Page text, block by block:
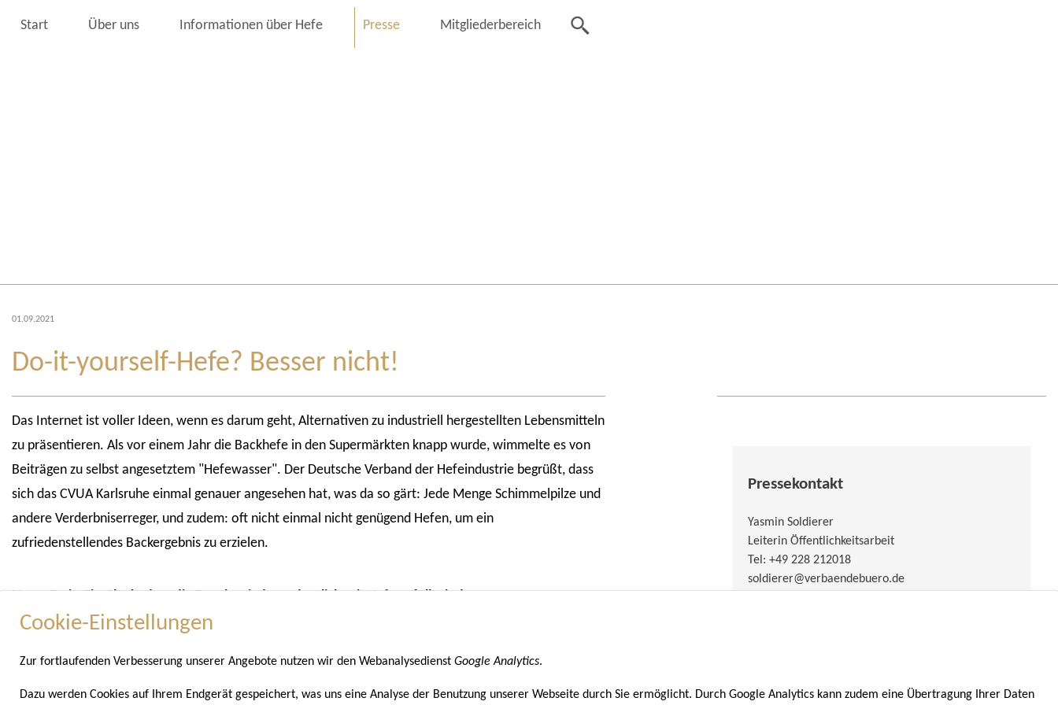
Cookie-Einstellungen
Zur fortlaufenden Verbesserung unserer Angebote nutzen wir den Webanalysedienst Google Analytics.
Dazu werden Cookies auf Ihrem Endgerät gespeichert, was uns eine Analyse der Benutzung unserer Webseite durch Sie ermöglicht. Durch Google Analytics kann zudem eine Übertragung Ihrer Daten
Start Über uns Informationen über Hefe Presse Mitgliederbereich
01.09.2021
Do-it-yourself-Hefe? Besser nicht!
Das Internet ist voller Ideen, wenn es darum geht, Alternativen zu industriell hergestellten Lebensmitteln
zu präsentieren. Als vor einem Jahr die Backhefe in den Supermärkten knapp wurde, wimmelte es von
Beiträgen zu selbst angesetztem "Hefewasser". Der Deutsche Verband der Hefeindustrie begrüßt, dass
sich das CVUA Karlsruhe einmal genauer angesehen hat, was da so gärt: Jede Menge Schimmelpilze und
andere Verderbniserreger, und zudem: oft nicht einmal nicht genügend Hefen, um ein
zufriedenstellendes Backergebnis zu erzielen.
Unser Fazit: Ein Glück, dass die Regale wieder ordentlich mit Hefe gefüllt sind.
Pressemitteilung zum Download:
Pressekontakt
Yasmin Soldierer
Leiterin Öffentlichkeitsarbeit
Tel: +49 228 212018
soldierer@verbaendebuero.de